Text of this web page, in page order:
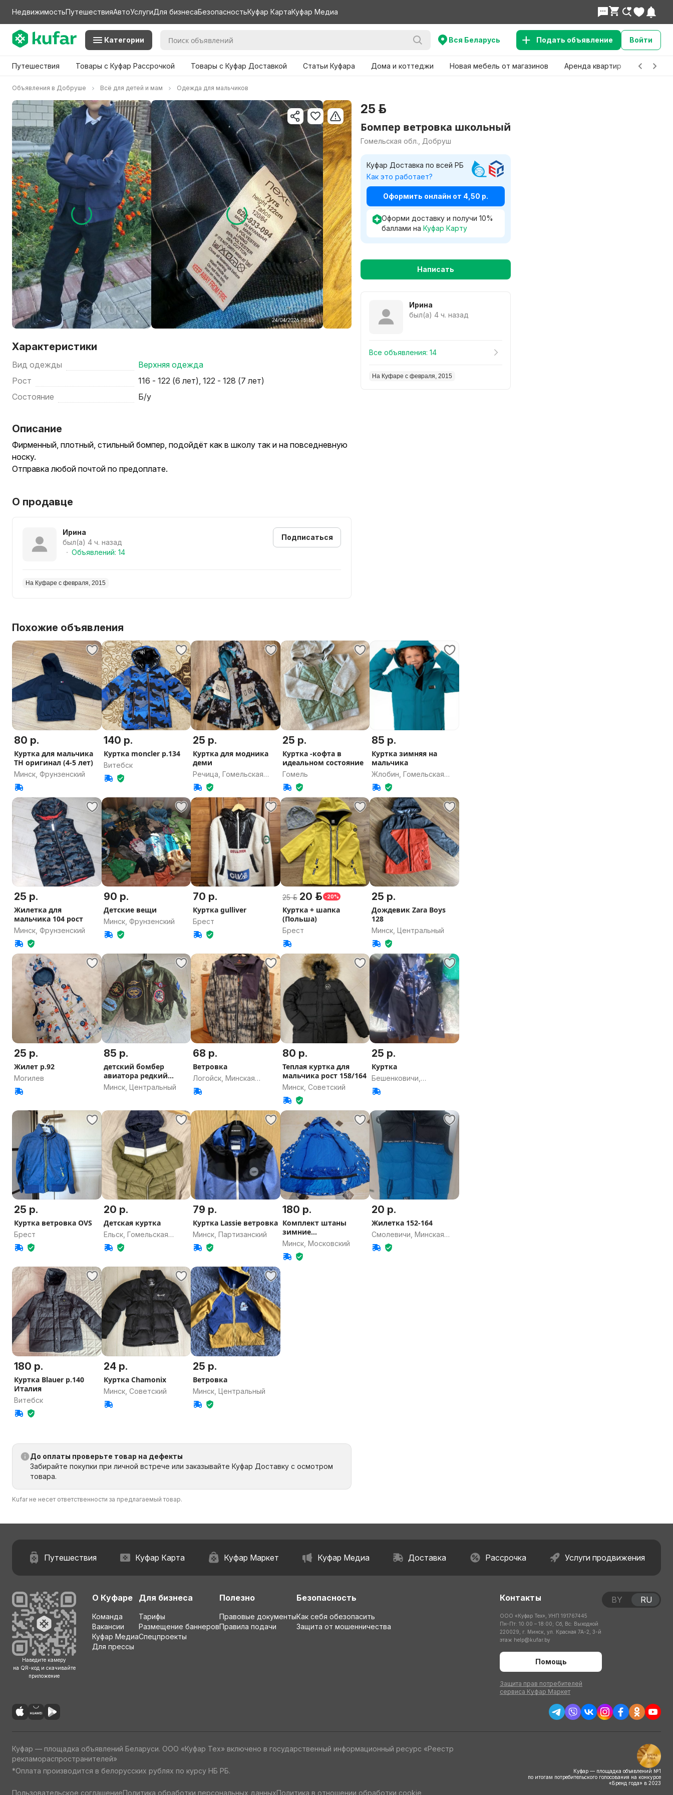
НедвижимостьПутешествияАвтоУслугиДля бизнесаБезопасностьКуфар КартаКуфар Медиа
Категории Вся Беларусь Подать объявление Войти
Путешествия Товары с Куфар Рассрочкой Товары с Куфар Доставкой Статьи Куфара Дома и коттеджи Новая мебель от магазинов Аренда квартир Детские
Объявления в Добруше Всё для детей и мам Одежда для мальчиков
Характеристики
Вид одежды
Верхняя одежда
Рост
116 - 122 (6 лет), 122 - 128 (7 лет)
Состояние
Б/у
Описание
Фирменный, плотный, стильный бомпер, подойдёт как в школу так и на повседневную
носку.
Отправка любой почтой по предоплате.
О продавце
Ирина
был(а) 4 ч. назад
Объявлений: 14
Подписаться
На Куфаре с февраля, 2015
Похожие объявления
80 р.
Куртка для мальчика
TH оригинал (4-5 лет)
Минск, Фрунзенский
140 р.
Куртка moncler р.134
Витебск
25 р.
Куртка для модника
деми
Речица, Гомельская
область
25 р.
Куртка -кофта в
идеальном состояние
Гомель
85 р.
Куртка зимняя на
мальчика
Жлобин, Гомельская
область
25 р.
Жилетка для
мальчика 104 рост
Минск, Фрунзенский
90 р.
Детские вещи
Минск, Фрунзенский
70 р.
Куртка gulliver
Брест
25 р. 20 р. -20%
Куртка + шапка
(Польша)
Брест
25 р.
Дождевик Zara Boys
128
Минск, Центральный
25 р.
Жилет р.92
Могилев
85 р.
детский бомбер
авиатора редкий
Боинг
Минск, Центральный
68 р.
Ветровка
Логойск, Минская
область
80 р.
Теплая куртка для
мальчика рост 158/164
Минск, Советский
25 р.
Куртка
Бешенковичи,
Витебская область
25 р.
Куртка ветровка OVS
Брест
20 р.
Детская куртка
Ельск, Гомельская
область
79 р.
Куртка Lassie ветровка
Минск, Партизанский
180 р.
Комплект штаны
зимние
утепленные+куртка
Минск, Московский
20 р.
Жилетка 152-164
Смолевичи, Минская
область
180 р.
Куртка Blauer р.140
Италия
Витебск
24 р.
Куртка Chamonix
Минск, Советский
25 р.
Ветровка
Минск, Центральный
До оплаты проверьте товар на дефекты
Забирайте покупки при личной встрече или заказывайте Куфар Доставку с осмотром
товара.
Kufar не несет ответственности за предлагаемый товар.
25 р.
Бомпер ветровка школьный
Гомельская обл., Добруш
Куфар Доставка по всей РБ
Как это работает?
Оформить онлайн от 4,50 р.
Оформи доставку и получи 10%
баллами на Куфар Карту
Написать
Ирина
был(а) 4 ч. назад
Все объявления: 14
На Куфаре с февраля, 2015
Путешествия Куфар Карта Куфар Маркет Куфар Медиа Доставка Рассрочка Услуги продвижения
Наведите камеру
на QR-код и скачивайте
приложение
О Куфаре
Команда
Вакансии
Куфар Медиа
Для прессы
Для бизнеса
Тарифы
Размещение баннеров
Спецпроекты
Полезно
Правовые документы
Правила подачи
Безопасность
Как себя обезопасить
Защита от мошенничества
Контакты
ООО «Куфар Тех», УНП 191767445
Пн-Пт: 10:00 – 18:00; Сб, Вс: Выходной
220029, г. Минск, ул. Красная 7А-2, 3-й
этаж help@kufar.by
Помощь
Защита прав потребителей
сервиса Куфар Маркет
BY RU
Куфар — площадка объявлений Беларуси. ООО «Куфар Тех» включено в государственный информационный ресурс «Реестр
рекламораспространителей»
*Оплата производится в белорусских рублях по курсу НБ РБ.
Пользовательское соглашениеПолитика обработки персональных данныхПолитика в отношении обработки cookie
Куфар — площадка объявлений №1
по итогам потребительского голосования на конкурсе
«Бренд года» в 2023